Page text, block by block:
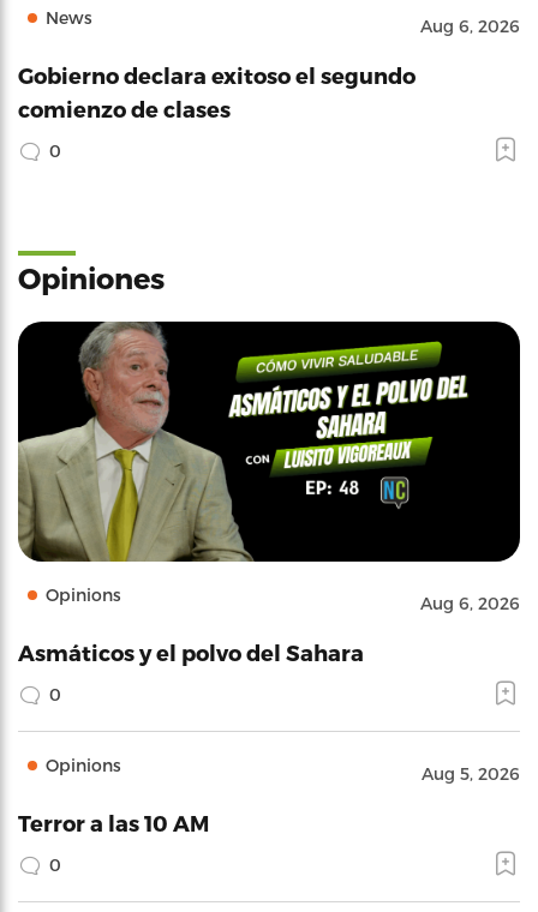
News Aug 6, 2026
Gobierno declara exitoso el segundo
comienzo de clases
0
Opiniones
Opinions Aug 6, 2026
Asmáticos y el polvo del Sahara
0
Opinions Aug 5, 2026
Terror a las 10 AM
0